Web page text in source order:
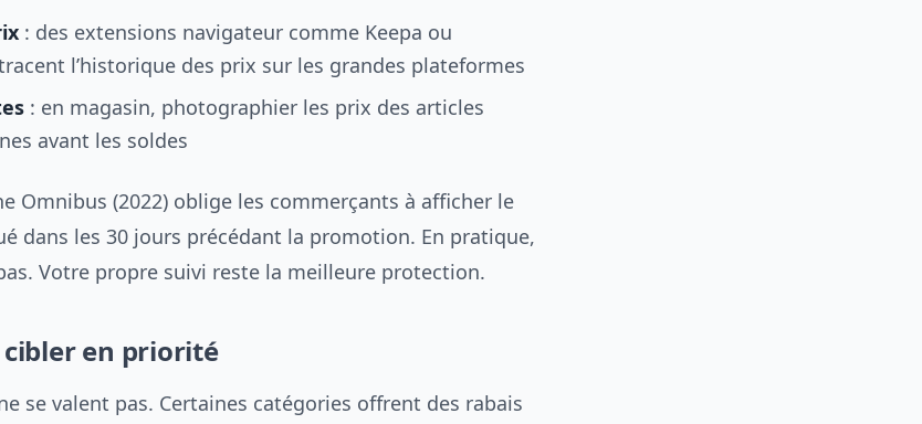
: des extensions navigateur comme Keepa ou
l’historique des prix sur les grandes plateformes
: en magasin, photographier les prix des articles
avant les soldes
Omnibus (2022) oblige les commerçants à afficher le
dans les 30 jours précédant la promotion. En pratique,
Votre propre suivi reste la meilleure protection.
cibler en priorité
se valent pas. Certaines catégories offrent des rabais